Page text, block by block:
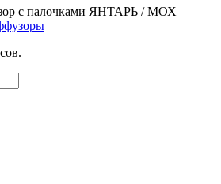
с палочками ЯНТАРЬ / МОХ |